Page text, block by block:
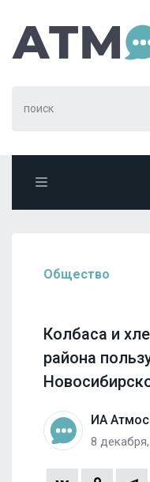
Общество
Колбаса и
района
ИА
8